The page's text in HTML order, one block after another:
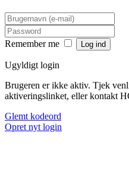
Remember me
Ugyldigt login
Brugeren er ikke aktiv. Tjek
aktiveringslinket, eller kontakt
Glemt kodeord
Opret nyt login